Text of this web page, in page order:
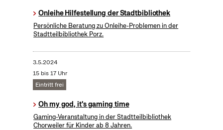
Onleihe Hilfestellung der Stadtbibliothek
Persönliche Beratung zu Onleihe-Problemen in der
Stadtteilbibliothek Porz.
3.5.2024
15 bis 17 Uhr
Eintritt frei
Oh my god, it's gaming time
Gaming-Veranstaltung in der Stadtteilbibliothek
Chorweiler für Kinder ab 8 Jahren.